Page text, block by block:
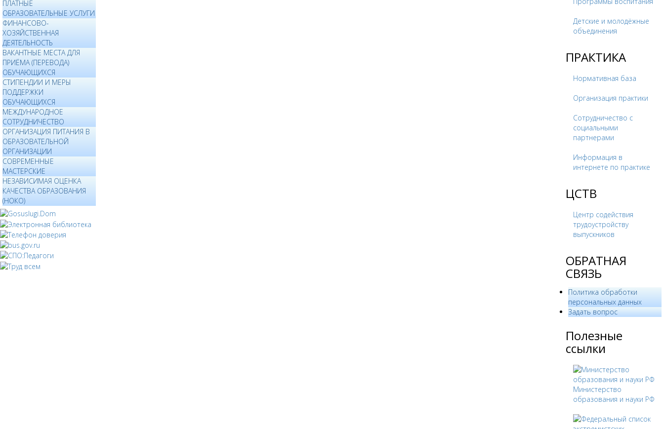
ПЛАТНЫЕ
ОБРАЗОВАТЕЛЬНЫЕ УСЛУГИ
ФИНАНСОВО-
ХОЗЯЙСТВЕННАЯ
ДЕЯТЕЛЬНОСТЬ
ВАКАНТНЫЕ МЕСТА ДЛЯ
ПРИЁМА (ПЕРЕВОДА)
ОБУЧАЮЩИХСЯ
СТИПЕНДИИ И МЕРЫ
ПОДДЕРЖКИ
ОБУЧАЮЩИХСЯ
МЕЖДУНАРОДНОЕ
СОТРУДНИЧЕСТВО
ОРГАНИЗАЦИЯ ПИТАНИЯ В
ОБРАЗОВАТЕЛЬНОЙ
ОРГАНИЗАЦИИ
СОВРЕМЕННЫЕ
МАСТЕРСКИЕ
НЕЗАВИСИМАЯ ОЦЕНКА
КАЧЕСТВА ОБРАЗОВАНИЯ
(НОКО)
Детские и молодёжные
объединения
ПРАКТИКА
Нормативная база
Организация практики
Сотрудничество с
социальными
партнерами
Информация в
интернете по практике
ЦСТВ
Центр содействия
трудоустройству
выпускников
ОБРАТНАЯ
СВЯЗЬ
Политика обработки
персональных данных
­Задать вопрос
Полезные
ссылки
Министерство
образования и науки РФ